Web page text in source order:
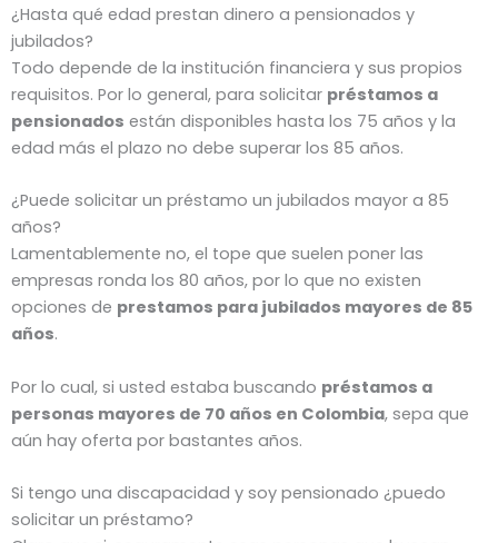
¿Hasta qué edad prestan dinero a pensionados y
jubilados?
Todo depende de la institución financiera y sus propios
requisitos. Por lo general, para solicitar préstamos a
pensionados están disponibles hasta los 75 años y la
edad más el plazo no debe superar los 85 años.
¿Puede solicitar un préstamo un jubilados mayor a 85
años?
Lamentablemente no, el tope que suelen poner las
empresas ronda los 80 años, por lo que no existen
opciones de prestamos para jubilados mayores de 85
años.
Por lo cual, si usted estaba buscando préstamos a
personas mayores de 70 años en Colombia, sepa que
aún hay oferta por bastantes años.
Si tengo una discapacidad y soy pensionado ¿puedo
solicitar un préstamo?